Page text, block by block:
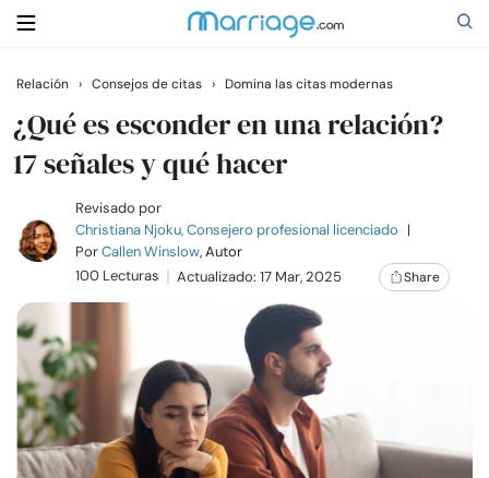
Buscar
Casarse
Relaciones
Familia
Ayuda
Cursos
Relación › Consejos de citas › Domina las citas modernas
¿Qué es esconder en una relación?
17 señales y qué hacer
Revisado por
Christiana Njoku, Consejero profesional licenciado |
PorCallen Winslow, Autor
100 Lecturas
Actualizado: 17 Mar, 2025 Share